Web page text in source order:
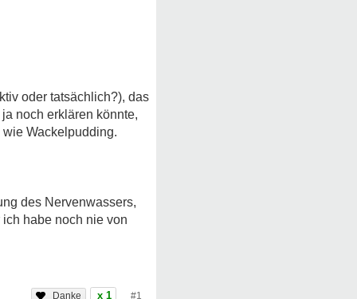
oder tatsächlich?), das
noch erklären könnte,
Wackelpudding.
des Nervenwassers,
habe noch nie von
x 1 #1